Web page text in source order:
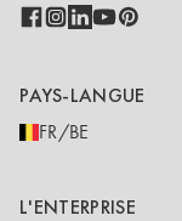
PAYS-LANGUE
FR/BE
L'ENTERPRISE